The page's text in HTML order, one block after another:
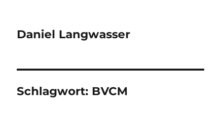
Daniel Langwasser
Schlagwort: BVCM